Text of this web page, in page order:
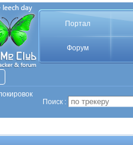
Портал
Форум
Поиск :